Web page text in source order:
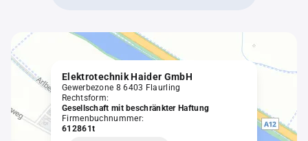
Elektrotechnik Haider GmbH
Gewerbezone 8 6403 Flaurling
Rechtsform:
Gesellschaft mit beschränkter Haftung
Firmenbuchnummer:
612861t